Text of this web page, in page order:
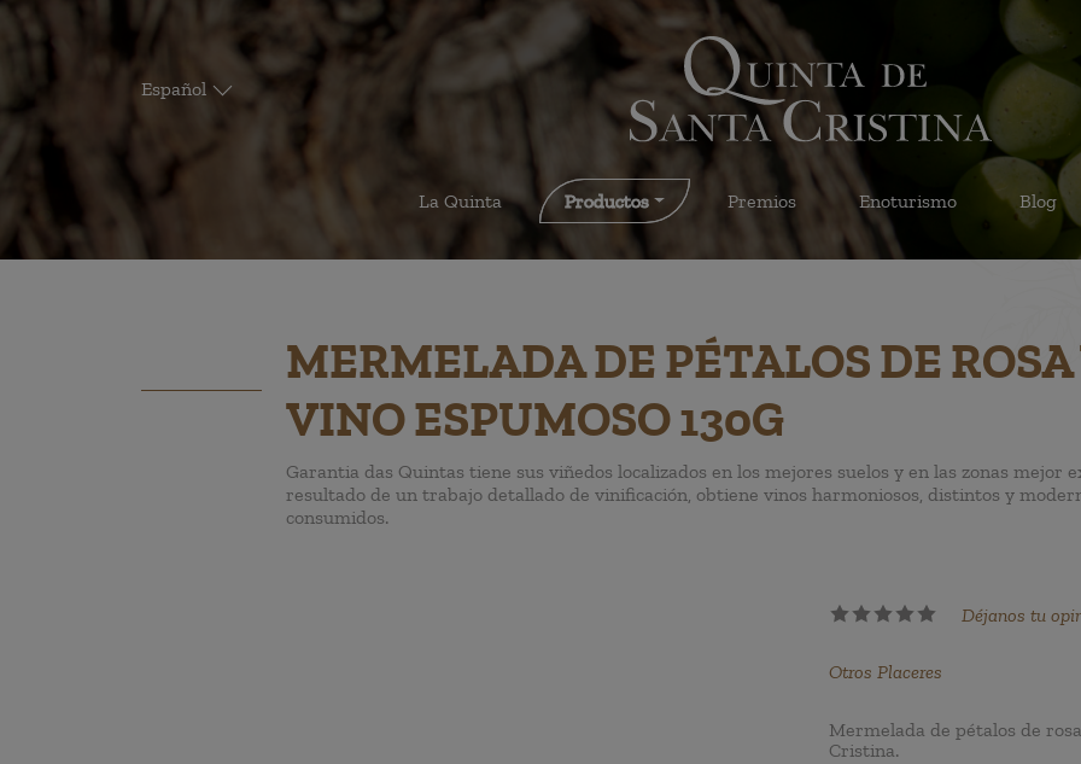
Español
La Quinta Productos Premios Enoturismo Blog
MERMELADA DE PÉTALOS DE ROSA
VINO ESPUMOSO 130G
Garantia das Quintas tiene sus viñedos localizados en los mejores suelos y en las zonas mejor
resultado de un trabajo detallado de vinificación, obtiene vinos harmoniosos, distintos y
consumidos.
Déjanos tu
Otros Placeres
Mermelada de pétalos de
Cristina.